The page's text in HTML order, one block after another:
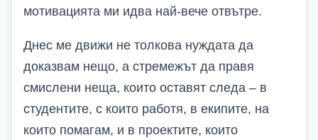
мотивацията ми идва най-вече отвътре.
Днес ме движи не толкова нуждата да
доказвам нещо, а стремежът да правя
смислени неща, които оставят следа – в
студентите, с които работя, в екипите, на
които помагам, и в проектите, които